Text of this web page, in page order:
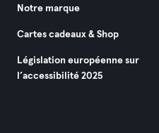
Notre marque
Cartes cadeaux & Shop
Législation européenne sur
l’accessibilité 2025